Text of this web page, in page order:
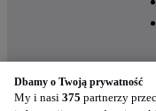
Dbamy o Twoją prywatność
My i nasi 375 partnerzy